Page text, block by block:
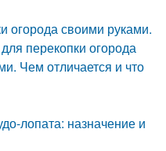
огорода своими руками.
перекопки огорода
Чем отличается и что
лопата: назначение и